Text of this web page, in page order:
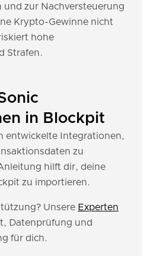
und zur Nachversteuerung
Krypto-Gewinne nicht
hohe
Strafen.
in Blockpit
entwickelte Integrationen,
zu
hilft dir, deine
zu importieren.
Unsere Experten
Datenprüfung und
für dich.